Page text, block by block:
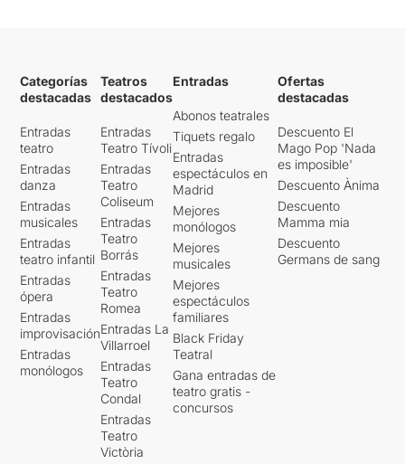
Categorías
destacadas
Entradas
teatro
Entradas
danza
Entradas
musicales
Entradas
teatro infantil
Entradas
ópera
Entradas
improvisación
Entradas
monólogos
Teatros
destacados
Entradas
Teatro Tívoli
Entradas
Teatro
Coliseum
Entradas
Teatro
Borrás
Entradas
Teatro
Romea
Entradas La
Villarroel
Entradas
Teatro
Condal
Entradas
Teatro
Victòria
Entradas
Abonos teatrales
Tiquets regalo
Entradas
espectáculos en
Madrid
Mejores
monólogos
Mejores
musicales
Mejores
espectáculos
familiares
Black Friday
Teatral
Gana entradas de
teatro gratis -
concursos
Ofertas
destacadas
Descuento El
Mago Pop 'Nada
es imposible'
Descuento Ànima
Descuento
Mamma mia
Descuento
Germans de sang